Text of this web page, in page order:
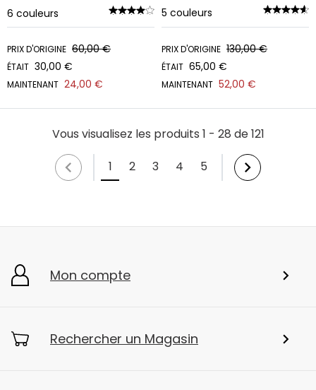
6 couleurs
PRIX D'ORIGINE 60,00 €
ÉTAIT 30,00 €
MAINTENANT 24,00 €
5 couleurs
PRIX D'ORIGINE 130,00 €
ÉTAIT 65,00 €
MAINTENANT 52,00 €
Vous visualisez les produits 1 - 28 de 121
1
2 3 4 5
Mon compte
Rechercher un Magasin